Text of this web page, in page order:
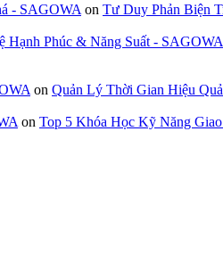
- SAGOWA on Tư Duy Phản Biện
Hạnh Phúc & Năng Suất - SAGOWA
on Quản Lý Thời Gian Hiệu
on Top 5 Khóa Học Kỹ Năng